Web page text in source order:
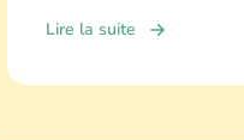
familiaux.
Lire la suite